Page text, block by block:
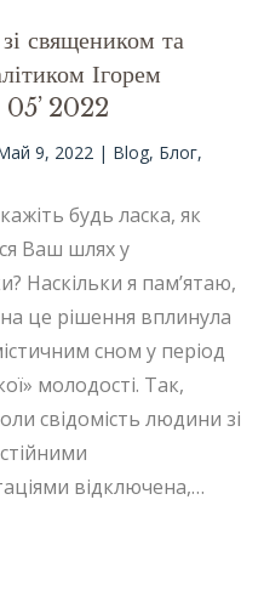
священиком та
Ігорем
2022
9, 2022| Blog, Блог,
будь ласка, як
Ваш шлях у
Наскільки я пам’ятаю,
це рішення вплинула
сном у період
молодості. Так,
свідомість людини зі
відключена,…